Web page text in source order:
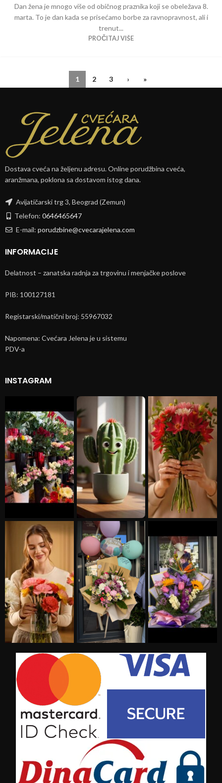
Dan žena je mnogo više od običnog praznika koji se obeležava 8.
marta. To je dan kada se prisećamo borbe za ravnopravnost, ali i
trenut...
PROČITAJ VIŠE
1 2 3 › »
Dostava cveća na željenu adresu. Online porudžbina cveća,
aranžmana, poklona sa dostavom istog dana.
Avijatičarski trg 3, Beograd (Zemun)
Telefon: 0646465647
E-mail: porudzbine@cvecarajelena.com
INFORMACIJE
Delatnost – zanatska radnja za trgovinu i menjačke poslove
PIB: 100127181
Registarski/matični broj: 55967032
Napomena: Cvećara Jelena je u sistemu
PDV-a
INSTAGRAM